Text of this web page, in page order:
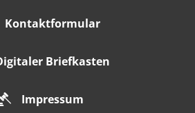
Kontaktformular
Briefkasten
Impressum